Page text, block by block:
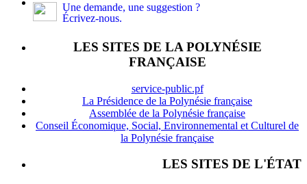
Une demande, une suggestion ?
Écrivez-nous.
LES SITES DE LA POLYNÉSIE
FRANÇAISE
service-public.pf
La Présidence de la Polynésie française
Assemblée de la Polynésie française
Conseil Économique, Social, Environnemental et Culturel de
la Polynésie française
LES SITES DE L'ÉTAT